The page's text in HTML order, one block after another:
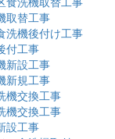
取替工事
洗機後付け工事
付工事
新設工事
新規工事
機交換工事
機交換工事
設工事